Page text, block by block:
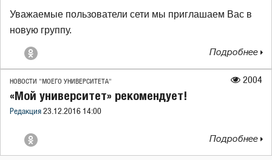
Уважаемые пользователи сети мы приглашаем Вас в
новую группу.
Подробнее
НОВОСТИ "МОЕГО УНИВЕРСИТЕТА" 2004
«Мой университет» рекомендует!
Редакция 23.12.2016 14:00
Подробнее